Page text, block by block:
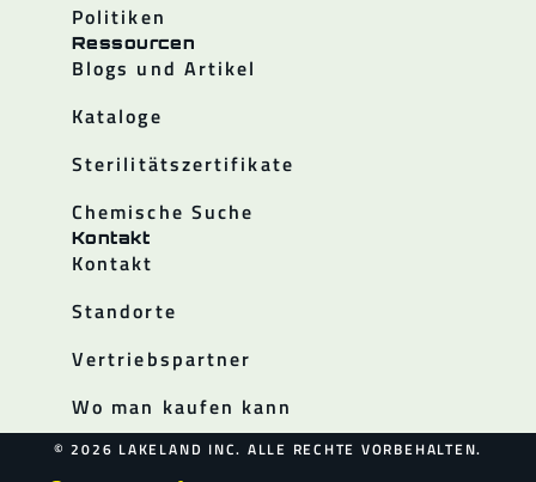
Politiken
Ressourcen
Blogs und Artikel
Kataloge
Sterilitätszertifikate
Chemische Suche
Kontakt
Kontakt
Standorte
Vertriebspartner
Wo man kaufen kann
© 2026 LAKELAND INC. ALLE RECHTE VORBEHALTEN.